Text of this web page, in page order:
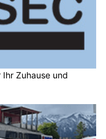
Zuhause und